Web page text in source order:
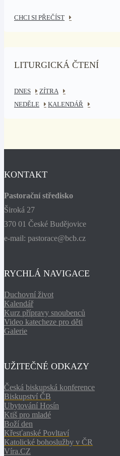
CHCI SI PŘEČÍST
LITURGICKÁ ČTENÍ
DNES
ZÍTRA
NEDĚLE
KALENDÁŘ
KONTAKT
Pastorační středisko
Široká 27
370 01 České Budějovice
e-mail: pastorace@bcb.cz
RYCHLÁ NAVIGACE
Duchovní život
Kalendář
Kurz přípravy snoubenců
Video katecheze pro děti
Galerie
UŽITEČNÉ ODKAZY
Česká biskupská konference
Biskupství ČB
Ubytování Hosín
Ktiš pro mladé
Boží den
Křesťanské Povltaví
Katolické bohoslužby v ČR
Víra.CZ